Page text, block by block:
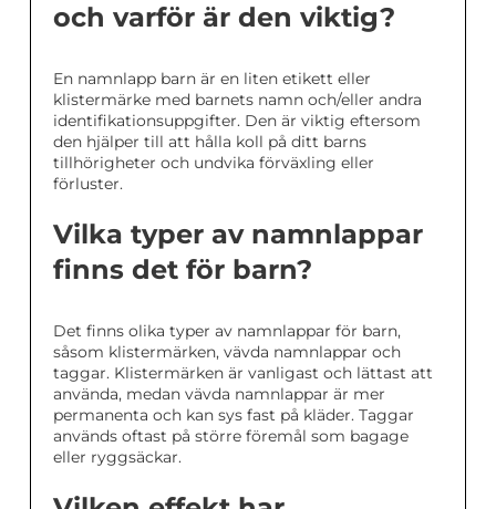
och varför är den viktig?
En namnlapp barn är en liten etikett eller
klistermärke med barnets namn och/eller andra
identifikationsuppgifter. Den är viktig eftersom
den hjälper till att hålla koll på ditt barns
tillhörigheter och undvika förväxling eller
förluster.
Vilka typer av namnlappar
finns det för barn?
Det finns olika typer av namnlappar för barn,
såsom klistermärken, vävda namnlappar och
taggar. Klistermärken är vanligast och lättast att
använda, medan vävda namnlappar är mer
permanenta och kan sys fast på kläder. Taggar
används oftast på större föremål som bagage
eller ryggsäckar.